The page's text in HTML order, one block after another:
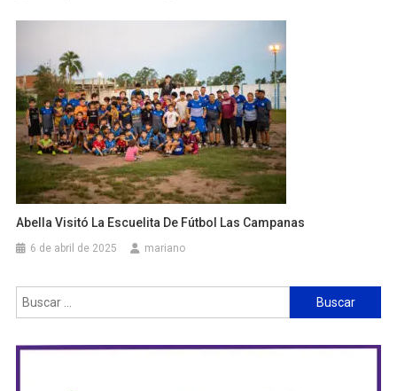
Abella Visitó La Escuelita De Fútbol Las Campanas
6 de abril de 2025 mariano
Buscar: